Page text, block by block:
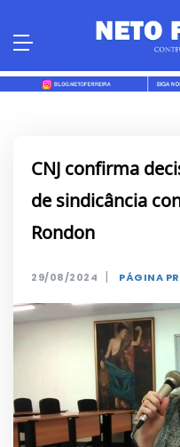
CNJ confirma
de sindicância
Rondon
29/08/2024 | PÁGINA